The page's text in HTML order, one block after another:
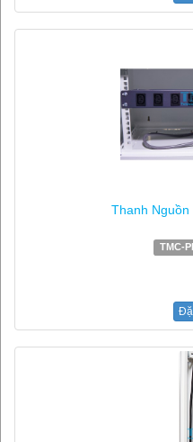
Thanh Nguồn
TMC-